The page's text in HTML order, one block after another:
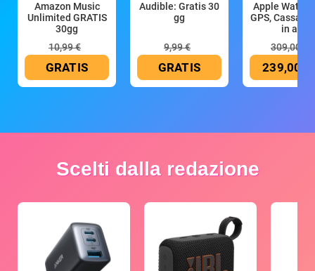
Amazon Music
Unlimited GRATIS
30gg
10,99 €
GRATIS
Audible: Gratis 30
gg
9,99 €
GRATIS
Apple Watch
GPS, Cassa
in all
309,00 €
239,00 €
Scelti dalla redazione